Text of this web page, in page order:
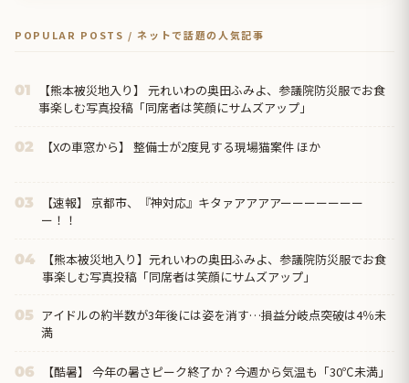
POPULAR POSTS / ネットで話題の人気記事
01
【熊本被災地入り】 元れいわの奥田ふみよ、参議院防災服でお食
事楽しむ写真投稿「同席者は笑顔にサムズアップ」
02 【Xの車窓から】 整備士が2度見する現場猫案件 ほか
03
【速報】 京都市、『神対応』キタァアアアアーーーーーーー
ー！！
04
【熊本被災地入り】元れいわの奥田ふみよ、参議院防災服でお食
事楽しむ写真投稿「同席者は笑顔にサムズアップ」
05 アイドルの約半数が3年後には姿を消す…損益分岐点突破は4％未
満
06
【酷暑】 今年の暑さピーク終了か？今週から気温も「30℃未満」